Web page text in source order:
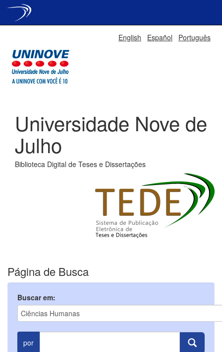
English Español Português
Universidade Nove de
Julho
Biblioteca Digital de Teses e Dissertações
Página de Busca
Buscar em:
por